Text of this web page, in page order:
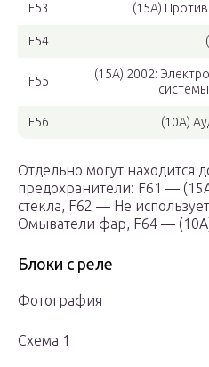
F53 (15А)
F54
F55
(15А) 2002:
F56 (10А)
Отдельно могут находится
предохранители: F61 —
стекла, F62 — Не
Омыватели фар, F64 —
Блоки с реле
Фотография
Схема 1